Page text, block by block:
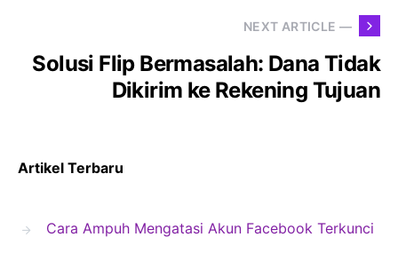
NEXT ARTICLE —
Solusi Flip Bermasalah: Dana Tidak
Dikirim ke Rekening Tujuan
Artikel Terbaru
Cara Ampuh Mengatasi Akun Facebook Terkunci